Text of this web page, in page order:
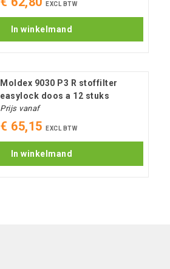
EXCL BTW
In winkelmand
Moldex 9030 P3 R stoffilter
easylock doos a 12 stuks
Prijs vanaf
€ 65,15 EXCL BTW
In winkelmand